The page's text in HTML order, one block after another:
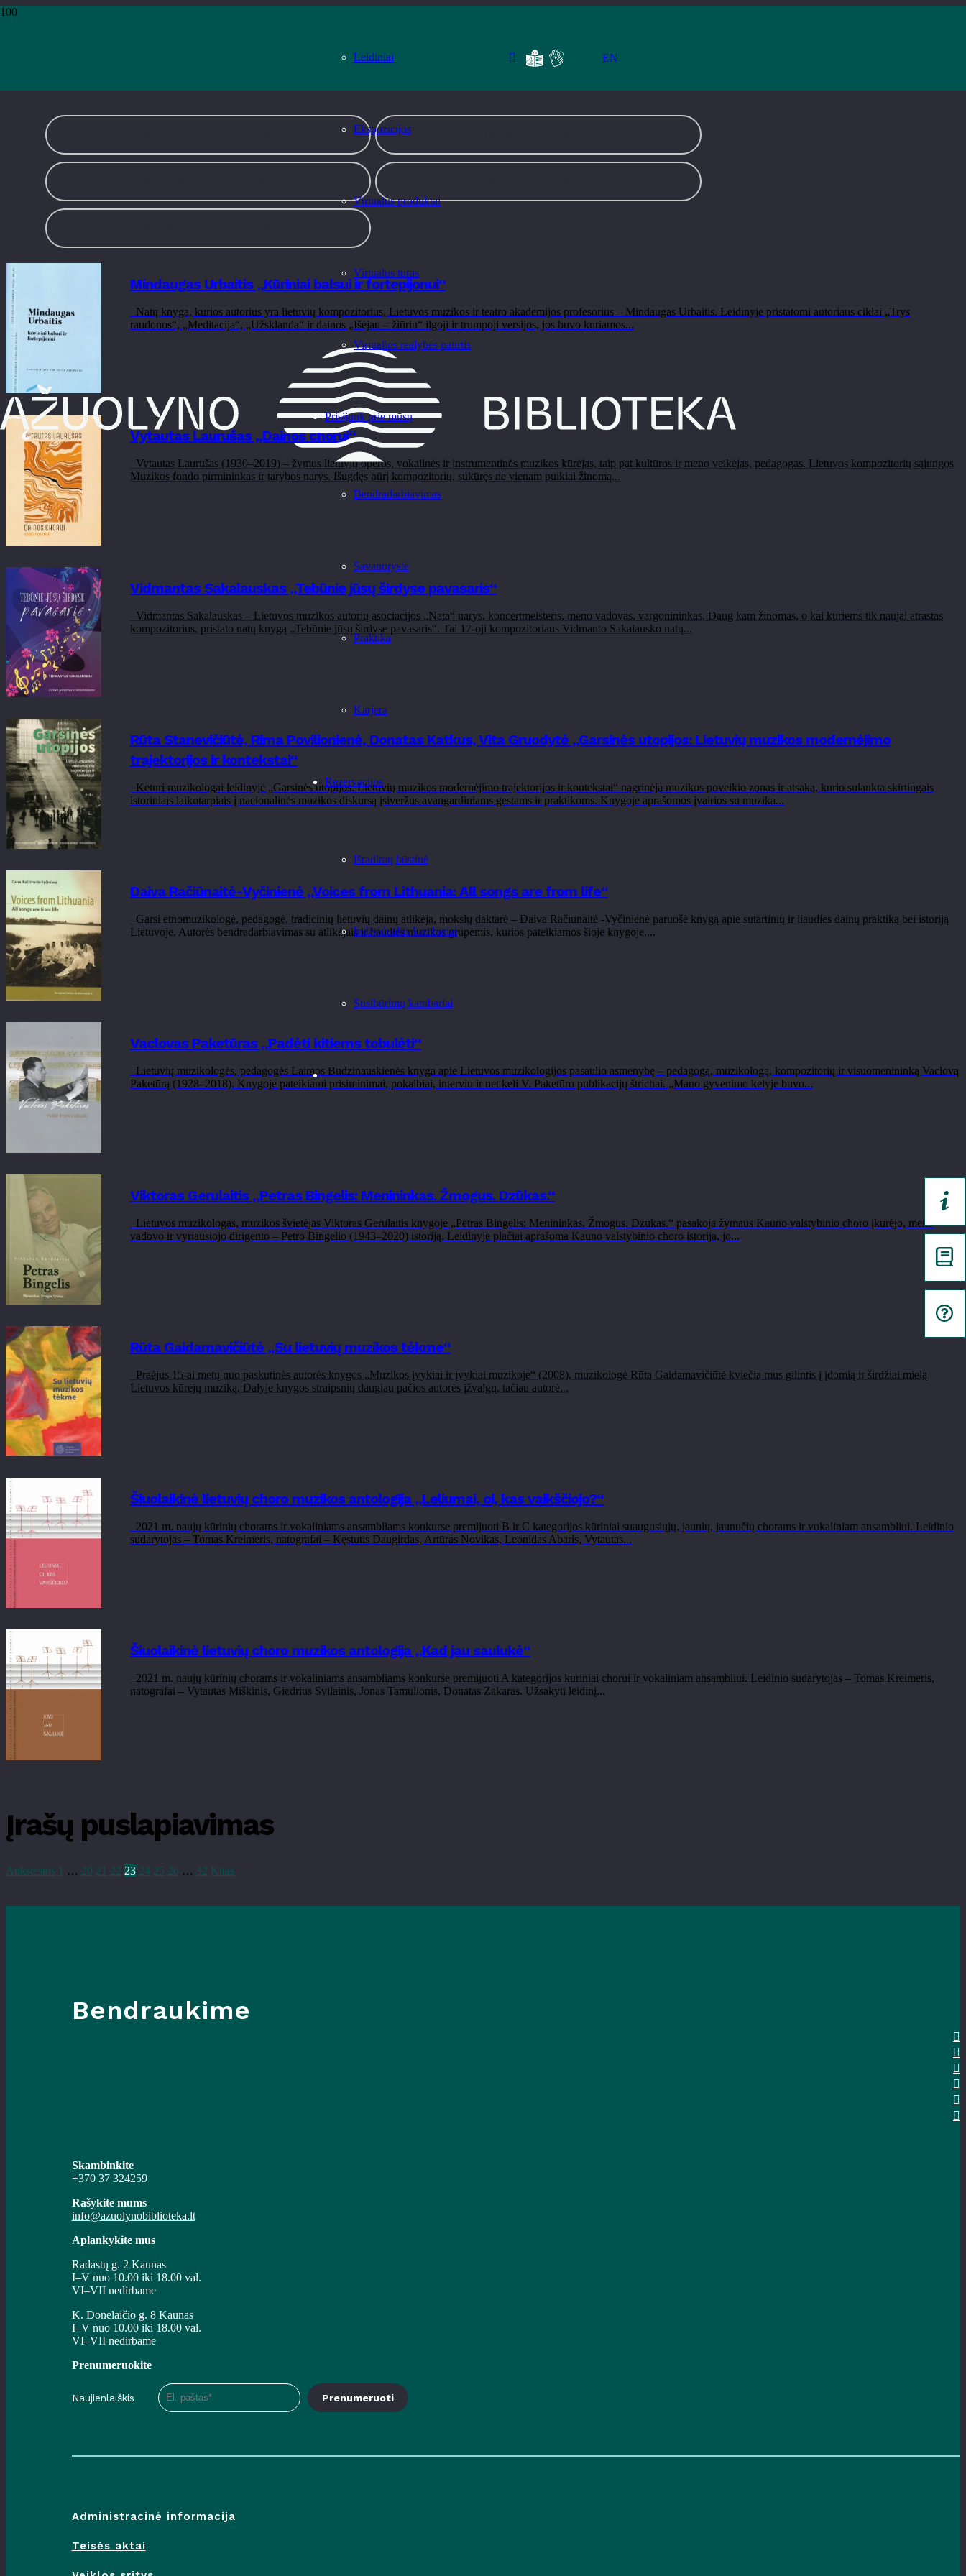
Leidiniai
Ekspozicijos
Virtualūs produktai
Virtualus turas
Virtualios realybės patirtis
Prisijunk prie mūsų
Bendradarbiavimas
Savanorystė
Praktika
Karjera
Rezervacijos
Išradimų būstinė
Individualūs kambariai
Susibūrimų kambariai
EN
Pradžia
Mindaugas Urbaitis „Kūriniai balsui ir fortepijonui“
Natų knyga, kurios autorius yra lietuvių kompozitorius, Lietuvos muzikos ir teatro akademijos profesorius – Mindaugas Urbaitis. Leidinyje pristatomi autoriaus ciklai „Trys
raudonos“, „Meditacija“, „Užsklanda“ ir dainos „Išėjau – žiūriu“ ilgoji ir trumpoji versijos, jos buvo kuriamos...
Vytautas Laurušas „Dainos chorui“
Vytautas Laurušas (1930–2019) – žymus lietuvių operos, vokalinės ir instrumentinės muzikos kūrėjas, taip pat kultūros ir meno veikėjas, pedagogas. Lietuvos kompozitorių sąjungos
Muzikos fondo pirmininkas ir tarybos narys. Išugdęs būrį kompozitorių, sukūręs ne vienam puikiai žinomą...
Vidmantas Sakalauskas „Tebūnie jūsų širdyse pavasaris“
Vidmantas Sakalauskas – Lietuvos muzikos autorių asociacijos „Nata“ narys, koncertmeisteris, meno vadovas, vargonininkas. Daug kam žinomas, o kai kuriems tik naujai atrastas
kompozitorius, pristato natų knygą „Tebūnie jūsų širdyse pavasaris“. Tai 17-oji kompozitoriaus Vidmanto Sakalausko natų...
Rūta Stanevičiūtė, Rima Povilionienė, Donatas Katkus, Vita Gruodytė „Garsinės utopijos: Lietuvių muzikos modernėjimo
trajektorijos ir kontekstai“
Keturi muzikologai leidinyje „Garsinės utopijos: Lietuvių muzikos modernėjimo trajektorijos ir kontekstai“ nagrinėja muzikos poveikio zonas ir atsaką, kurio sulaukta skirtingais
istoriniais laikotarpiais į nacionalinės muzikos diskursą įsiveržus avangardiniams gestams ir praktikoms. Knygoje aprašomos įvairios su muzika...
Daiva Račiūnaitė-Vyčinienė „Voices from Lithuania: All songs are from life“
Garsi etnomuzikologė, pedagogė, tradicinių lietuvių dainų atlikėja, mokslų daktarė – Daiva Račiūnaitė -Vyčinienė paruošė knygą apie sutartinių ir liaudies dainų praktiką bei istoriją
Lietuvoje. Autorės bendradarbiavimas su atlikėjais ir liaudies muzikos grupėmis, kurios pateikiamos šioje knygoje,...
Vaclovas Paketūras „Padėti kitiems tobulėti“
Lietuvių muzikologės, pedagogės Laimos Budzinauskienės knyga apie Lietuvos muzikologijos pasaulio asmenybę – pedagogą, muzikologą, kompozitorių ir visuomenininką Vaclovą
Paketūrą (1928–2018). Knygoje pateikiami prisiminimai, pokalbiai, interviu ir net keli V. Paketūro publikacijų štrichai. „Mano gyvenimo kelyje buvo...
Viktoras Gerulaitis „Petras Bingelis: Menininkas. Žmogus. Dzūkas.“
Lietuvos muzikologas, muzikos švietėjas Viktoras Gerulaitis knygoje „Petras Bingelis: Menininkas. Žmogus. Dzūkas.“ pasakoja žymaus Kauno valstybinio choro įkūrėjo, meno
vadovo ir vyriausiojo dirigento – Petro Bingelio (1943–2020) istoriją. Leidinyje plačiai aprašoma Kauno valstybinio choro istorija, jo...
Rūta Gaidamavičiūtė „Su lietuvių muzikos tėkme“
Praėjus 15-ai metų nuo paskutinės autorės knygos „Muzikos įvykiai ir įvykiai muzikoje“ (2008), muzikologė Rūta Gaidamavičiūtė kviečia mus gilintis į įdomią ir širdžiai mielą
Lietuvos kūrėjų muziką. Dalyje knygos straipsnių daugiau pačios autorės įžvalgų, tačiau autorė...
Šiuolaikinė lietuvių choro muzikos antologija „Leliumai, oi, kas vaikščiojo?“
2021 m. naujų kūrinių chorams ir vokaliniams ansambliams konkurse premijuoti B ir C kategorijos kūriniai suaugusiųjų, jaunių, jaunučių chorams ir vokaliniam ansambliui. Leidinio
sudarytojas – Tomas Kreimeris, natografai – Kęstutis Daugirdas, Artūras Novikas, Leonidas Abaris, Vytautas...
Šiuolaikinė lietuvių choro muzikos antologija „Kad jau saulukė“
2021 m. naujų kūrinių chorams ir vokaliniams ansambliams konkurse premijuoti A kategorijos kūriniai chorui ir vokaliniam ansambliui. Leidinio sudarytojas – Tomas Kreimeris,
natografai – Vytautas Miškinis, Giedrius Svilainis, Jonas Tamulionis, Donatas Zakaras. Užsakyti leidinį...
Įrašų puslapiavimas
Ankstesnis 1 … 20 21 22 23 24 25 26 … 32 Kitas
Bendraukime
Skambinkite
+370 37 324259
Rašykite mums
info@azuolynobiblioteka.lt
Aplankykite mus
Radastų g. 2 Kaunas
I–V nuo 10.00 iki 18.00 val.
VI–VII nedirbame
K. Donelaičio g. 8 Kaunas
I–V nuo 10.00 iki 18.00 val.
VI–VII nedirbame
Prenumeruokite
Naujienlaiškis Prenumeruoti
Administracinė informacija
Teisės aktai